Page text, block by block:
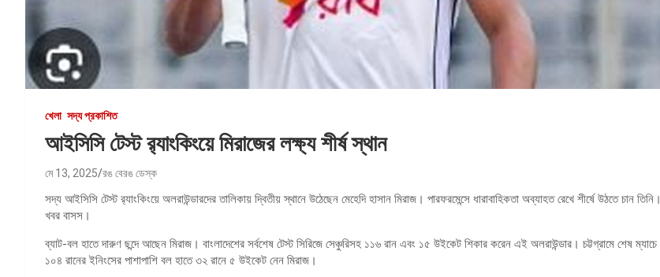
খেলা সদ্য প্রকাশিত
আইসিসি টেস্ট র‌্যাংকিংয়ে মিরাজের লক্ষ্য শীর্ষ স্থান
মে 13, 2025 রঙ বেরঙ ডেস্ক
সদ্য আইসিসি টেস্ট র‌্যাংকিংয়ে অলরাউন্ডারদের তালিকায় দ্বিতীয় স্থানে উঠেছেন মেহেদি হাসান মিরাজ। পারফরমেন্সে ধারাবাহিকতা অব্যাহত রেখে শীর্ষে উঠতে চান তিনি।
খবর বাসস।
ব্যাট-বল হাতে দারুণ ছন্দে আছেন মিরাজ। বাংলাদেশের সর্বশেষ টেস্ট সিরিজে সেঞ্চুরিসহ ১১৬ রান এবং ১৫ উইকেট শিকার করেন এই অলরাউন্ডার। চট্টগ্রামে শেষ ম্যাচে
১০৪ রানের ইনিংসের পাশাপাশি বল হাতে ৩২ রানে ৫ উইকেট নেন মিরাজ।